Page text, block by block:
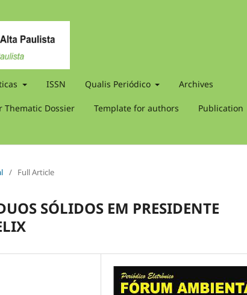
ISSN Qualis Periódico Archives
Thematic Dossier Template for authors Publication
/ Full Article
SÓLIDOS EM PRESIDENTE